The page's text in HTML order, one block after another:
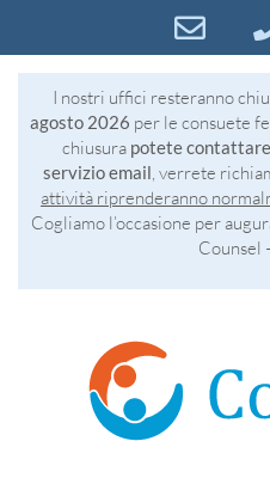
I nostri uffici resteranno
agosto 2026 per le consuete
chiusura potete
servizio email, verrete
attività riprenderanno
Cogliamo l’occasione per
Counsel